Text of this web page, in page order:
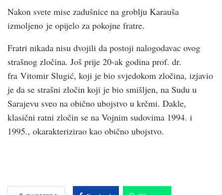
Nakon svete mise zadušnice na groblju Karauša
izmoljeno je opijelo za pokojne fratre.
Fratri nikada nisu dvojili da postoji nalogodavac ovog
strašnog zločina. Još prije 20-ak godina prof. dr.
fra Vitomir Slugić, koji je bio svjedokom zločina, izjavio
je da se strašni zločin koji je bio smišljen, na Sudu u
Sarajevu sveo na obično ubojstvo u krčmi. Dakle,
klasični ratni zločin se na Vojnim sudovima 1994. i
1995., okarakterizirao kao obično ubojstvo.